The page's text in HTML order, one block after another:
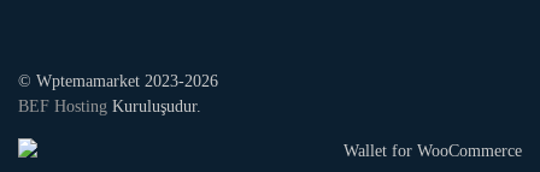
© Wptemamarket 2023-2026
BEF Hosting Kuruluşudur.